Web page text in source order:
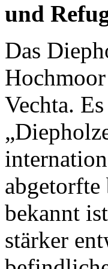
und
Das
Vechta.
abgetorfte
bekannt
stärker